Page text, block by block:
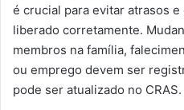
é crucial para evitar atrasos
liberado corretamente.
membros na família,
ou emprego devem ser
pode ser atualizado no CRAS.